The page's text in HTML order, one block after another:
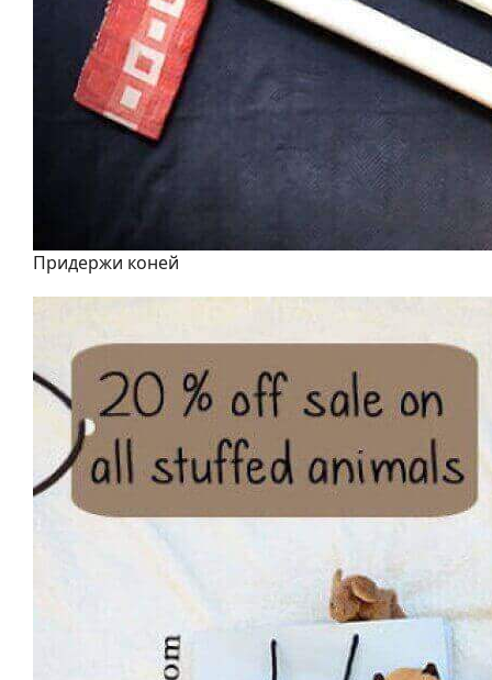
Придержи коней